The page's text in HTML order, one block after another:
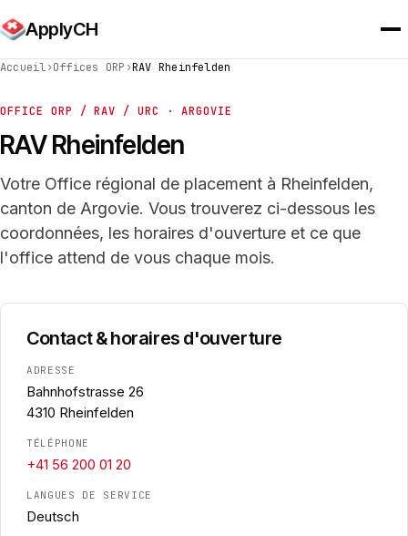
ApplyCH
Accueil›Offices ORP ›RAV Rheinfelden
OFFICE ORP / RAV / URC · ARGOVIE
RAV Rheinfelden
Votre Office régional de placement à Rheinfelden,
canton de Argovie. Vous trouverez ci-dessous les
coordonnées, les horaires d'ouverture et ce que
l'office attend de vous chaque mois.
Contact & horaires d'ouverture
ADRESSE
Bahnhofstrasse 26
4310 Rheinfelden
TÉLÉPHONE
+41 56 200 01 20
LANGUES DE SERVICE
Deutsch